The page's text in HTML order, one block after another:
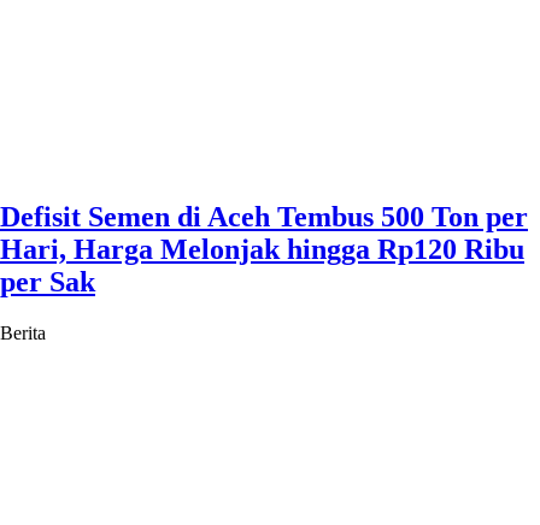
Defisit Semen di Aceh Tembus 500 Ton per
Hari, Harga Melonjak hingga Rp120 Ribu
per Sak
Berita